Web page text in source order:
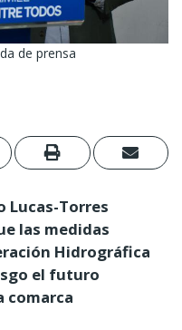
de prensa
Lucas-Torres
las medidas
Hidrográfica
el futuro
comarca